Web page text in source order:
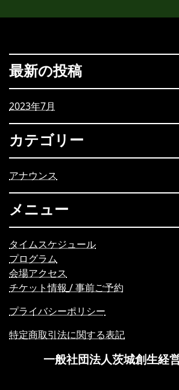
最新の投稿
2023年7月
カテゴリー
アナウンス
メニュー
タイムスケジュール
プログラム
会場アクセス
チケット情報 / 事前ご予約
プライバシーポリシー
特定商取引法に関する表記
一般社団法人茨城創生経